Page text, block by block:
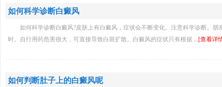
如何科学诊断白癜风
如何科学诊断白癜风?皮肤上有白癜风，症状会不断变化。注意科学诊断。
时。自行用药危害很大，可直接导致白斑扩散。白癜风的症状只有根据 ...[查看详
如何判断肚子上的白癜风呢